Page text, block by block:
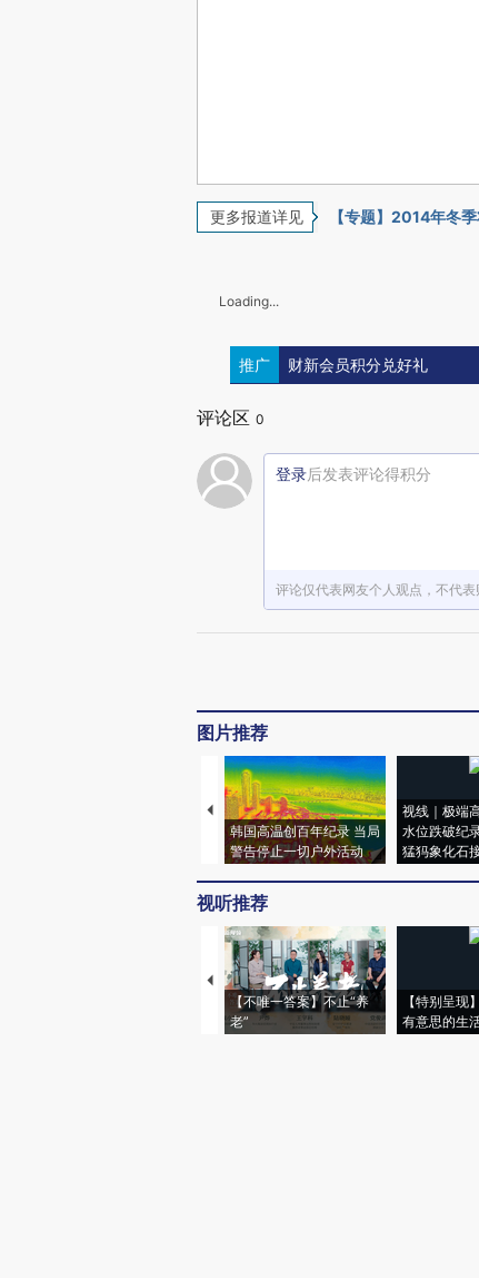
更多报道详见 【专题】2014年冬
Loading...
推广 财新会员积分兑好礼
评论区 0
登录后发表评论得积分
评论仅代表网友个人观点，不代表
图片推荐
韩国高温创百年纪录 当局
警告停止一切户外活动
视线｜极端
水位跌破纪
猛犸象化石
视听推荐
【不唯一答案】不止“养
老”
【特别呈现
有意思的生